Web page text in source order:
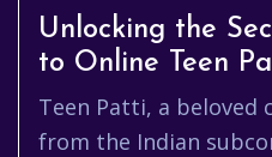
Unlocking the
to Online Teen
Teen Patti, a beloved
from the Indian